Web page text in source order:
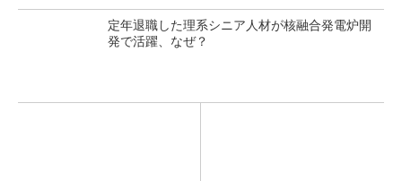
定年退職した理系シニア人材が核融合発電炉開
発で活躍、なぜ？